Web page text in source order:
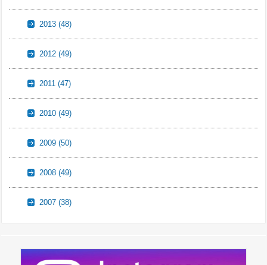
2013(48)
2012(49)
2011(47)
2010(49)
2009(50)
2008(49)
2007(38)